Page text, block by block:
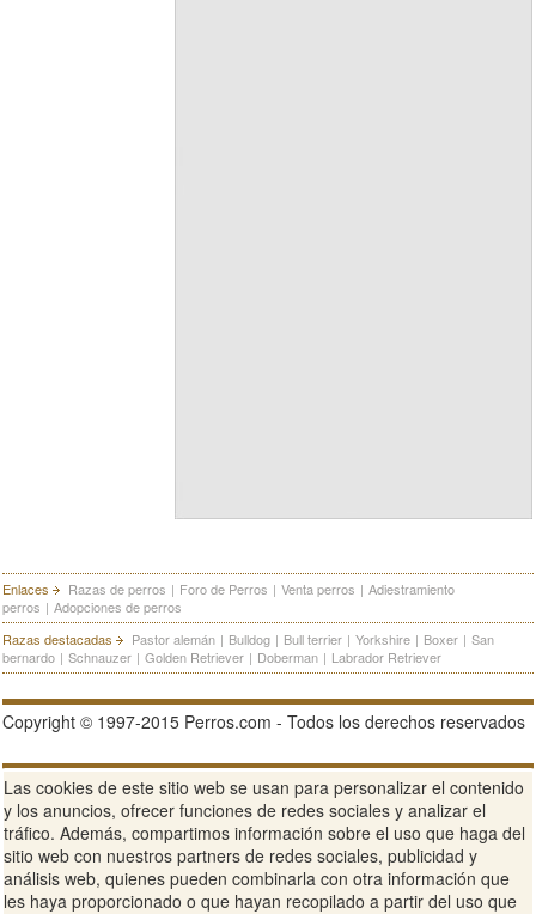
Enlaces Razas de perros | Foro de Perros | Venta perros | Adiestramiento
perros | Adopciones de perros
Razas destacadas
Pastor alemán | Bulldog | Bull terrier | Yorkshire | Boxer | San
bernardo | Schnauzer | Golden Retriever | Doberman | Labrador Retriever
Copyright © 1997-2015 Perros.com - Todos los derechos reservados
Publicidad en Perros.com | Contacte | Aviso Legal Política de
privacidad | Condiciones de uso
Ver sitio web completo
Las cookies de este sitio web se usan para personalizar el contenido
y los anuncios, ofrecer funciones de redes sociales y analizar el
tráfico. Además, compartimos información sobre el uso que haga del
sitio web con nuestros partners de redes sociales, publicidad y
análisis web, quienes pueden combinarla con otra información que
les haya proporcionado o que hayan recopilado a partir del uso que